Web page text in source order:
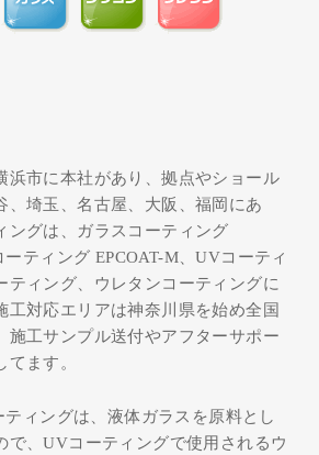
浜市に本社があり、拠点やショール
、埼玉、名古屋、大阪、福岡にあ
ングは、ガラスコーティング
ーティング EPCOAT-M、UVコーティ
ティング、ウレタンコーティングに
工対応エリアは神奈川県を始め全国
施工サンプル送付やアフターサポー
てます。
ティングは、液体ガラスを原料とし
で、UVコーティングで使用されるウ